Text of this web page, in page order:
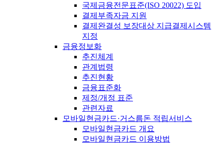
국제금융전문표준(ISO 20022) 도입
결제부족자금 지원
결제완결성 보장대상 지급결제시스템
지정
금융정보화
추진체계
관계법령
추진현황
금융표준화
제정/개정 표준
관련자료
모바일현금카드·거스름돈 적립서비스
모바일현금카드 개요
모바일현금카드 이용방법